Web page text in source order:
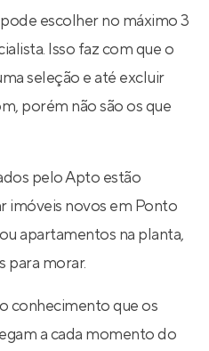
escolher no máximo 3
Isso faz com que o
seleção e até excluir
porém não são os que
pelo Apto estão
imóveis novos em Ponto
apartamentos na planta,
para morar.
conhecimento que os
a cada momento do